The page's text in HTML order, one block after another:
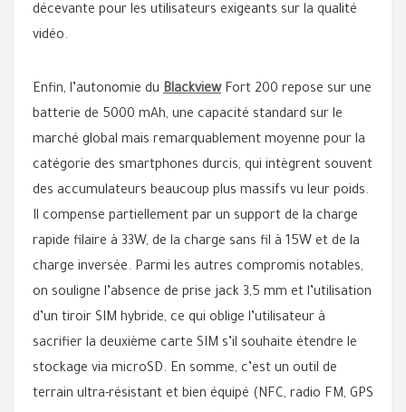
décevante pour les utilisateurs exigeants sur la qualité
vidéo.
Enfin, l’autonomie du BlackviewFort 200 repose sur une
batterie de 5000 mAh, une capacité standard sur le
marché global mais remarquablement moyenne pour la
catégorie des smartphones durcis, qui intègrent souvent
des accumulateurs beaucoup plus massifs vu leur poids.
Il compense partiellement par un support de la charge
rapide filaire à 33W, de la charge sans fil à 15W et de la
charge inversée. Parmi les autres compromis notables,
on souligne l’absence de prise jack 3,5 mm et l’utilisation
d’un tiroir SIM hybride, ce qui oblige l’utilisateur à
sacrifier la deuxième carte SIM s’il souhaite étendre le
stockage via microSD. En somme, c’est un outil de
terrain ultra-résistant et bien équipé (NFC, radio FM, GPS